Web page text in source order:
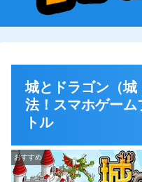
城とドラゴン（
法！スマホゲー
トル
おすすめ